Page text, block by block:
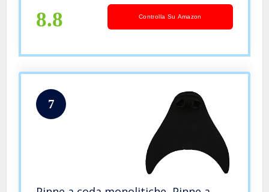
Toys,S-18x57x49cm
8.8 Controlla Su Amazon
7